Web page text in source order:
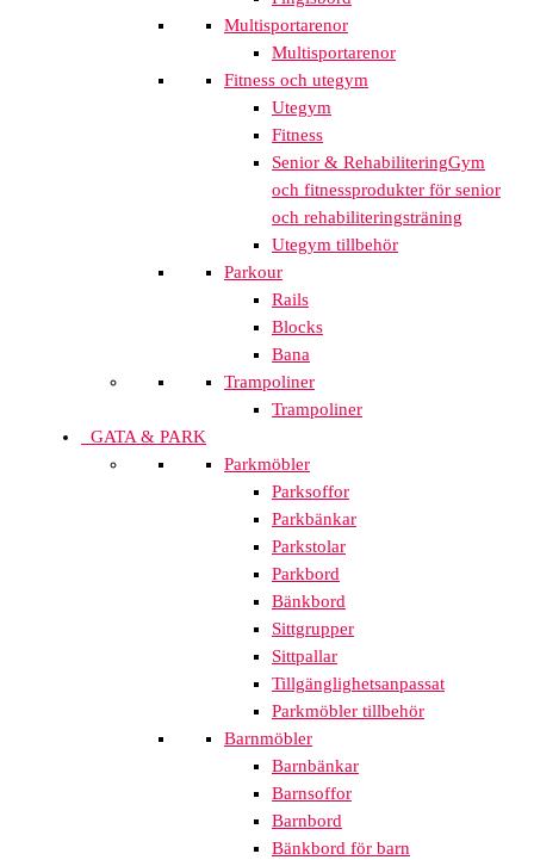
Multisportarenor
Multisportarenor
Fitness och utegym
Utegym
Fitness
Senior & RehabiliteringGym
och fitnessprodukter för senior
och rehabiliteringsträning
Utegym tillbehör
Parkour
Rails
Blocks
Bana
Trampoliner
Trampoliner
GATA & PARK
Parkmöbler
Parksoffor
Parkbänkar
Parkstolar
Parkbord
Bänkbord
Sittgrupper
Sittpallar
Tillgänglighetsanpassat
Parkmöbler tillbehör
Barnmöbler
Barnbänkar
Barnsoffor
Barnbord
Bänkbord för barn